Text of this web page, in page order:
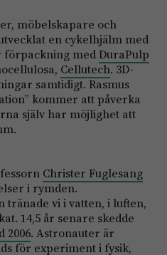
möbelskapare och
en cykelhjälm med
förpackning medDuraPulp
Cellutech. 3D-
samtidigt. Rasmus
kommer att påverka
själv har möjlighet att
Christer Fuglesang
i rymden.
vi i vatten, i luften,
14,5 år senare skedde
2006. Astronauter är
för experiment i fysik,